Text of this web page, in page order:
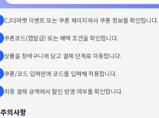
CJ더마켓 이벤트 또는 쿠폰 페이지에서 쿠폰 정보를 확인합니다.
쿠폰코드(앱발급) 또는 혜택 조건을 확인합니다.
상품을 장바구니에 담고 결제 단계로 이동합니다.
쿠폰/코드 입력란에 코드를 입력해 적용합니다.
최종 결제 금액에서 할인 반영 여부를 확인합니다.
의사항